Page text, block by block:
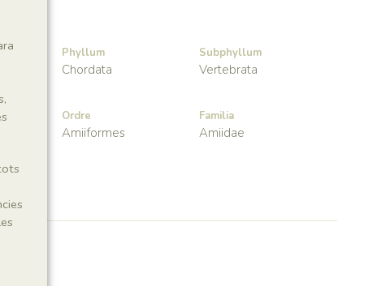
Phyllum
Chordata
Subphyllum
Vertebrata
Ordre
Amiiformes
Familia
Amiidae